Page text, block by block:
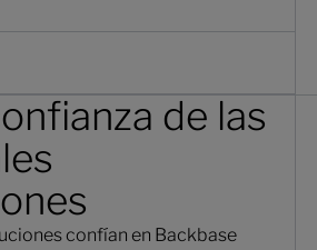
de las
confían en Backbase